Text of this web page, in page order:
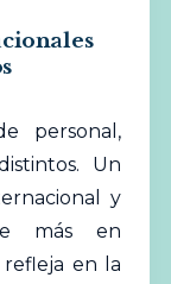
personal,
Un
y
más en
en la